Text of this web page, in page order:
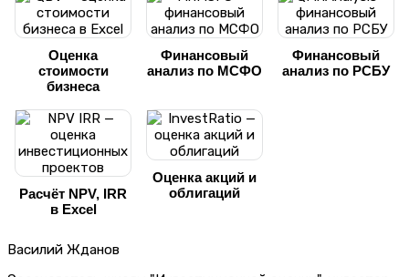
Оценка
стоимости
бизнеса
Финансовый
анализ по МСФО
Финансовый
анализ по РСБУ
Расчёт NPV, IRR
в Excel
Оценка акций и
облигаций
Василий Жданов